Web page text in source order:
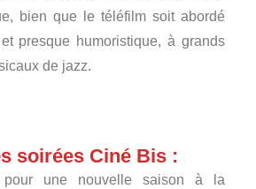
bien que le téléfilm soit abordé
presque humoristique, à grands
de jazz.
soirées Ciné Bis :
pour une nouvelle saison à la